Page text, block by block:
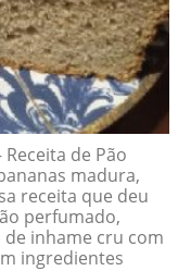
de Pão
madura,
receita que deu
perfumado,
inhame cru com
ingredientes